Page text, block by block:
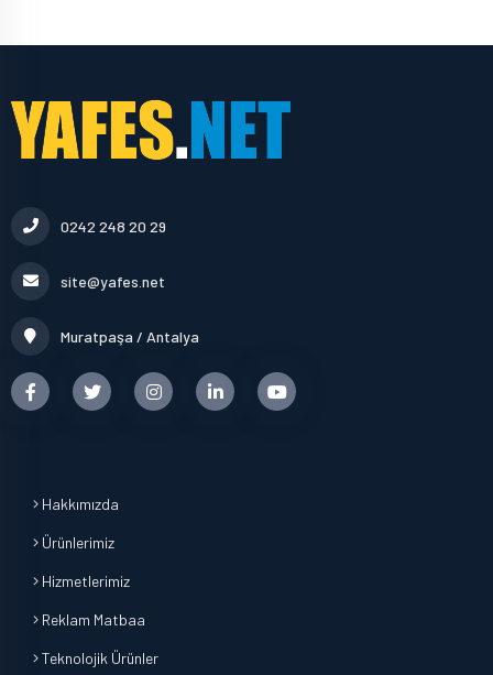
0242 248 20 29
site@yafes.net
Muratpaşa / Antalya
Hakkımızda
Ürünlerimiz
Hizmetlerimiz
Reklam Matbaa
Teknolojik Ürünler